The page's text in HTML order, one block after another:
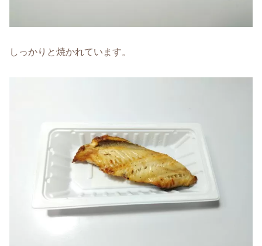
しっかりと焼かれています。